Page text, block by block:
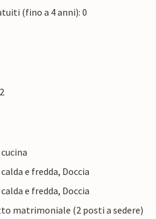
(fino a 4 anni): 0
e fredda, Doccia
e fredda, Doccia
matrimoniale (2 posti a sedere)